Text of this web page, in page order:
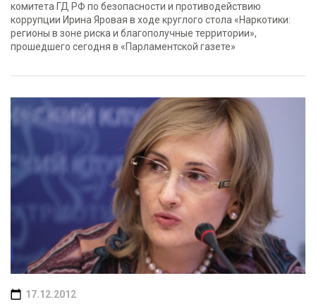
комитета ГД РФ по безопасности и противодействию
коррупции Ирина Яровая в ходе круглого стола «Наркотики:
регионы в зоне риска и благополучные территории»,
прошедшего сегодня в «Парламентской газете»
17.12.2012